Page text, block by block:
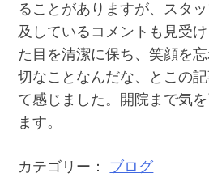
ることがありますが、スタ
及しているコメントも見受
た目を清潔に保ち、笑顔を
切なことなんだな、とこの
て感じました。開院まで気
ます。
カテゴリー： ブログ